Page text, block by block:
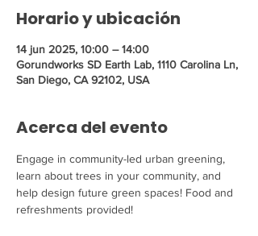
Horario y ubicación
14 jun 2025, 10:00 – 14:00
Gorundworks SD Earth Lab, 1110 Carolina Ln,
San Diego, CA 92102, USA
Acerca del evento
Engage in community-led urban greening,
learn about trees in your community, and
help design future green spaces! Food and
refreshments provided!